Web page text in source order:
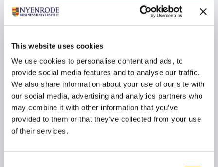
This website uses cookies
We use cookies to personalise content and ads, to
provide social media features and to analyse our traffic.
We also share information about your use of our site with
our social media, advertising and analytics partners who
may combine it with other information that you’ve
provided to them or that they’ve collected from your use
of their services.
Julian Stevense is executive lecturer Strategische
opleidingen en het Modulair Executive MBA bij
Nyenrode Business Universiteit. Daarnaast is hij
founder van Brandgurus en auteur van De perfecte
positionering. Julian Stevense levert op zelfstandige
basis een bijdrage aan dit programma.
Wienke Truijen
Marketing executive met meer dan 25+ jaar